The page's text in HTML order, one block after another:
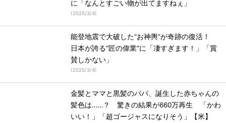
に「なんとすごい物が出てますねぇ」
(2025/3/4)
能登地震で大破した“お神輿”が奇跡の復活！
日本が誇る“匠の偉業”に「凄すぎます！」「賞
賛しかない」
(2025/3/4)
金髪とママと黒髪のパパ、誕生した赤ちゃんの
髪色は……？ 驚きの結果が660万再生 「かわ
いい！」「超ゴージャスになりそう」【米】